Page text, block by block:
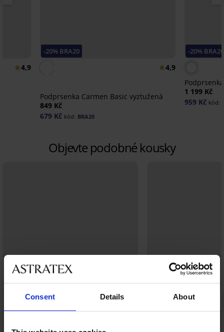
Consent Details About
4,9
-20% BRA20
4,9
Podprsenka Carmen Basic vyztužená
849 Kč
679 Kč kód: BRA20
-20% BRA20
1 199 Kč
959 Kč kód:
Objevte podobné kousky